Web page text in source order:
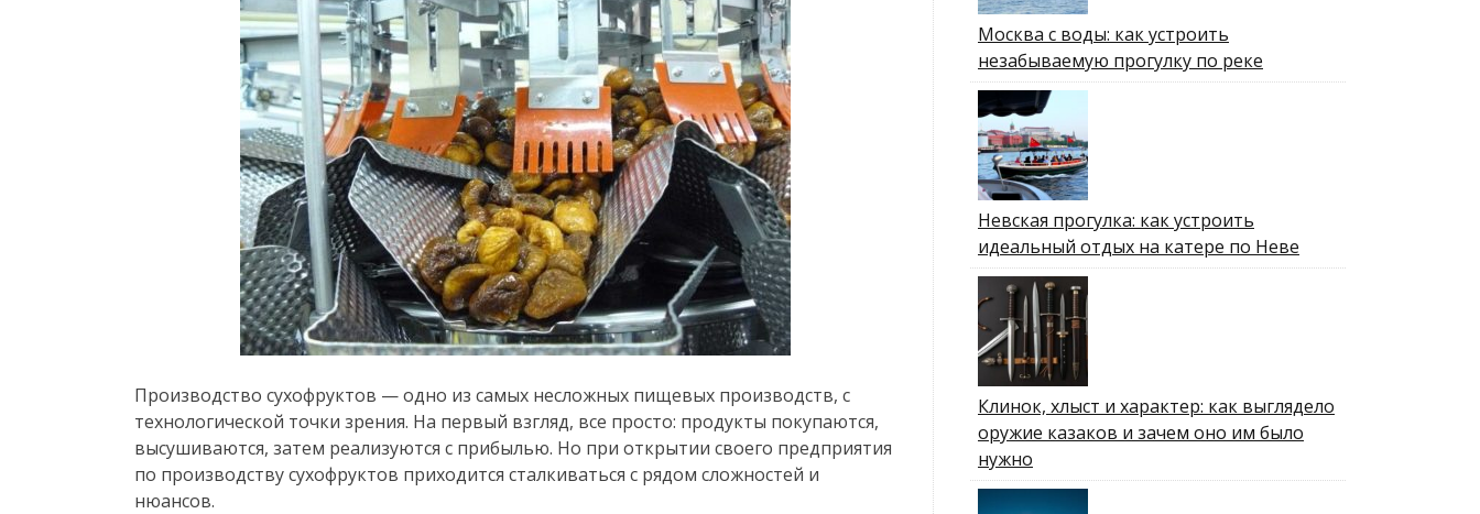
Производство сухофруктов — одно из самых несложных пищевых производств, с
технологической точки зрения. На первый взгляд, все просто: продукты покупаются,
высушиваются, затем реализуются с прибылью. Но при открытии своего предприятия
по производству сухофруктов приходится сталкиваться с рядом сложностей и
нюансов.
Москва с воды: как устроить
незабываемую прогулку по реке
Невская прогулка: как устроить
идеальный отдых на катере по Неве
Клинок, хлыст и характер: как выглядело
оружие казаков и зачем оно им было
нужно